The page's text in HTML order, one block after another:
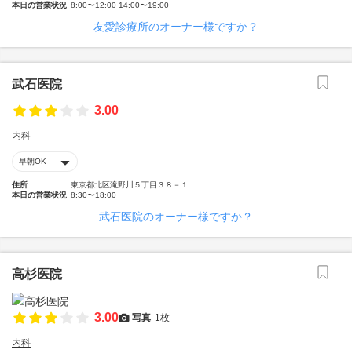
本日の営業状況 8:00〜12:00 14:00〜19:00
友愛診療所のオーナー様ですか？
武石医院
3.00
内科
早朝OK
住所
東京都北区滝野川５丁目３８－１
本日の営業状況 8:30〜18:00
武石医院のオーナー様ですか？
高杉医院
3.00 写真 1枚
内科